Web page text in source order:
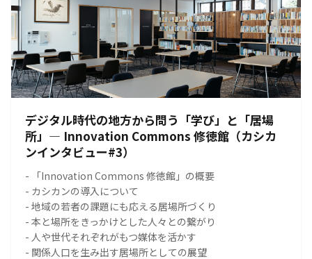
デジタル時代の地方から問う「学び」と「居場
所」― Innovation Commons 修徳館（カシカ
ンインタビュー#3）
- 「Innovation Commons 修徳館」の概要
- カシカンの導入について
- 地域の若者の課題にも応える居場所づくり
- 本と場所をきっかけとした人々との繋がり
- 人や世代それぞれがもつ媒体を活かす
- 関係人口を生み出す居場所としての展望